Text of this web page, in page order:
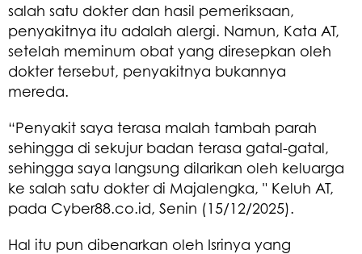
salah satu dokter dan hasil pemeriksaan,
penyakitnya itu adalah alergi. Namun, Kata AT,
setelah meminum obat yang diresepkan oleh
dokter tersebut, penyakitnya bukannya
mereda.
“Penyakit saya terasa malah tambah parah
sehingga di sekujur badan terasa gatal-gatal,
sehingga saya langsung dilarikan oleh keluarga
ke salah satu dokter di Majalengka, " Keluh AT,
pada Cyber88.co.id, Senin (15/12/2025).
Hal itu pun dibenarkan oleh Isrinya yang